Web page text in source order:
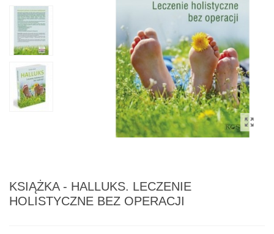
KSIĄŻKA - HALLUKS. LECZENIE
HOLISTYCZNE BEZ OPERACJI